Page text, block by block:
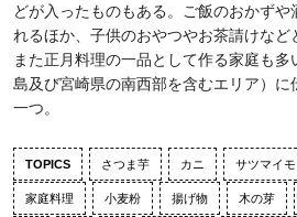
どが入ったものもある。ご飯のおかずや
れるほか、子供のおやつやお茶請けなど
また正月料理の一品として作る家庭も
島及び宮崎県の南西部を含むエリア）
一つ。
TOPICS さつま芋 カニ サツマイモ
家庭料理 小麦粉 揚げ物 木の芽